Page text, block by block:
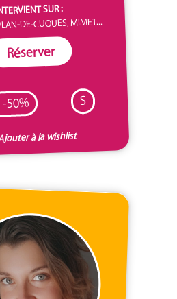
SUR :
DE-CUQUES, MIMET...
Réserver
50% S
à la wishlist